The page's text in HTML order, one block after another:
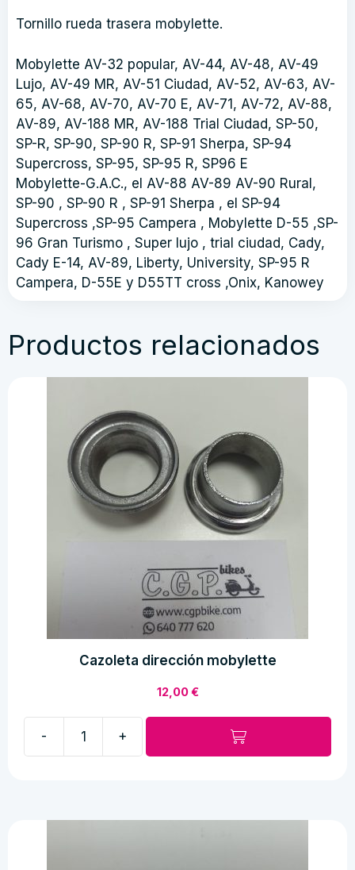
Tornillo rueda trasera mobylette.
Mobylette AV-32 popular, AV-44, AV-48, AV-49
Lujo, AV-49 MR, AV-51 Ciudad, AV-52, AV-63, AV-
65, AV-68, AV-70, AV-70 E, AV-71, AV-72, AV-88,
AV-89, AV-188 MR, AV-188 Trial Ciudad, SP-50,
SP-R, SP-90, SP-90 R, SP-91 Sherpa, SP-94
Supercross, SP-95, SP-95 R, SP96 E
Mobylette-G.A.C., el AV-88 AV-89 AV-90 Rural,
SP-90 , SP-90 R , SP-91 Sherpa , el SP-94
Supercross ,SP-95 Campera , Mobylette D-55 ,SP-
96 Gran Turismo , Super lujo , trial ciudad, Cady,
Cady E-14, AV-89, Liberty, University, SP-95 R
Campera, D-55E y D55TT cross ,Onix, Kanowey
Productos relacionados
Cazoleta dirección mobylette
12,00€
- +